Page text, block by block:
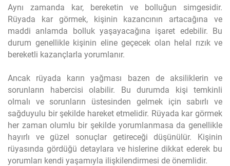
Aynı zamanda kar, bereketin ve bolluğun simgesidir.
Rüyada kar görmek, kişinin kazancının artacağına ve
maddi anlamda bolluk yaşayacağına işaret edebilir. Bu
durum genellikle kişinin eline geçecek olan helal rızık ve
bereketli kazançlarla yorumlanır.
Ancak rüyada karın yağması bazen de aksiliklerin ve
sorunların habercisi olabilir. Bu durumda kişi temkinli
olmalı ve sorunların üstesinden gelmek için sabırlı ve
sağduyulu bir şekilde hareket etmelidir. Rüyada kar görmek
her zaman olumlu bir şekilde yorumlanmasa da genellikle
hayırlı ve güzel sonuçlar getireceği düşünülür. Kişinin
rüyasında gördüğü detaylara ve hislerine dikkat ederek bu
yorumları kendi yaşamıyla ilişkilendirmesi de önemlidir.